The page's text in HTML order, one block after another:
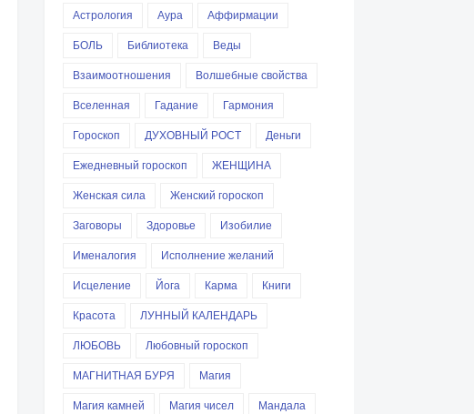
Астрология Аура
Аффирмации
БОЛЬ
Библиотека
Веды
Взаимоотношения
Волшебные свойства
Вселенная
Гадание
Гармония
Гороскоп
ДУХОВНЫЙ РОСТ
Деньги
Ежедневный гороскоп
ЖЕНЩИНА
Женская сила
Женский гороскоп
Заговоры
Здоровье
Изобилие
Именалогия
Исполнение желаний
Исцеление
Йога Карма
Книги
Красота
ЛУННЫЙ КАЛЕНДАРЬ
ЛЮБОВЬ
Любовный гороскоп
МАГНИТНАЯ БУРЯ
Магия
Магия камней
Магия чисел
Мандала